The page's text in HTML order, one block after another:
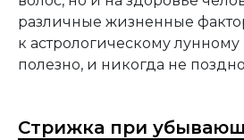
различные жизненные
к астрологическому
полезно, и никогда не
Стрижка при